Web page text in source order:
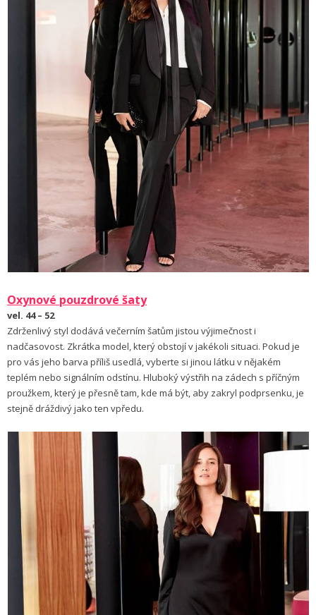
Oxynové pouzdrové šaty
vel. 44 – 52
Zdrženlivý styl dodává večerním šatům jistou výjimečnost i
nadčasovost. Zkrátka model, který obstojí v jakékoli situaci. Pokud je
pro vás jeho barva příliš usedlá, vyberte si jinou látku v nějakém
teplém nebo signálním odstínu. Hlu­boký výstřih na zádech s příčným
proužkem, který je přesně tam, kde má být, aby zakryl podprsenku, je
stejně dráždivý jako ten vpředu.